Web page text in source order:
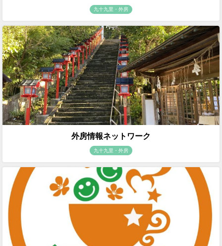
九十九里・外房
外房情報ネットワーク
九十九里・外房